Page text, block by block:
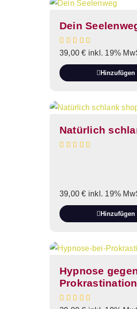
Dein
39,00€ inkl. 19%
Hinzufügen
Natürlich
39,00€ inkl. 19%
Hinzufügen
Hypnose
Prokrastination